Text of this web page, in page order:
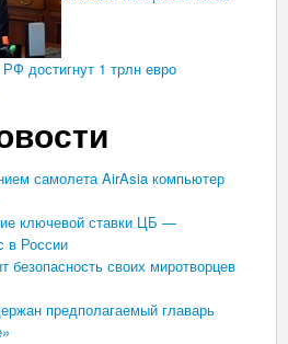
достигнут 1 трлн евро
самолета AirAsia компьютер
ключевой ставки ЦБ —
в России
безопасность своих миротворцев
предполагаемый главарь